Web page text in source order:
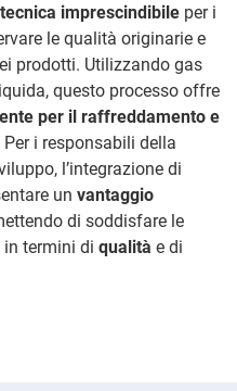
tecnica imprescindibile per i
le qualità originarie e
prodotti. Utilizzando gas
questo processo offre
per il raffreddamento e
i responsabili della
l’integrazione di
un vantaggio
di soddisfare le
in termini di qualità e di